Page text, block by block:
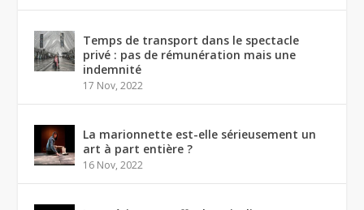
Temps de transport dans le spectacle
privé : pas de rémunération mais une
indemnité
17 Nov, 2022
La marionnette est-elle sérieusement un
art à part entière ?
16 Nov, 2022